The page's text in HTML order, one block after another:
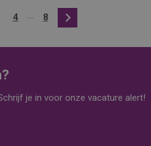
4 ... 8
je in voor onze vacature alert!